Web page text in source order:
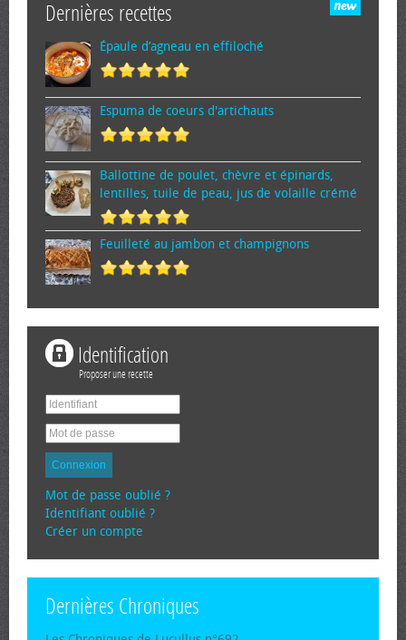
Dernières recettes
Épaule d’agneau en effiloché
Espuma de cœurs d'artichauts
Ballottine de poulet, chèvre et épinards,
lentilles, tuile de peau, jus de volaille crémé
Feuilleté au jambon et champignons
Identification
Proposer une recette
Connexion
Mot de passe oublié ?
Identifiant oublié ?
Créer un compte
Dernières Chroniques